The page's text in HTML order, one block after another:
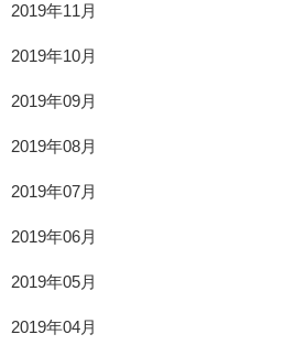
2019年11月
2019年10月
2019年09月
2019年08月
2019年07月
2019年06月
2019年05月
2019年04月